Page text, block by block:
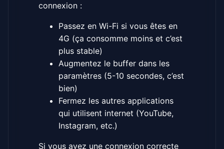
connexion :
Passez en Wi-Fi si vous êtes en
4G (ça consomme moins et c’est
plus stable)
Augmentez le buffer dans les
paramètres (5-10 secondes, c’est
bien)
Fermez les autres applications
qui utilisent internet (YouTube,
Instagram, etc.)
Si vous avez une connexion correcte